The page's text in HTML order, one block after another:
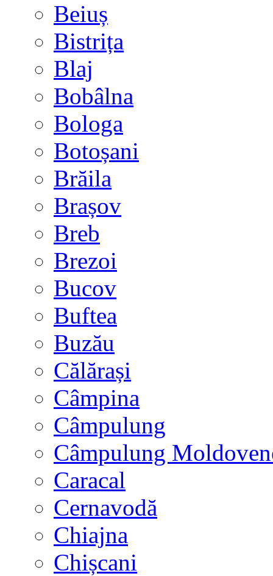
Beiuș
Bistrița
Blaj
Bobâlna
Bologa
Botoșani
Brăila
Brașov
Breb
Brezoi
Bucov
Buftea
Buzău
Călărași
Câmpina
Câmpulung
Câmpulung
Caracal
Cernavodă
Chiajna
Chișcani